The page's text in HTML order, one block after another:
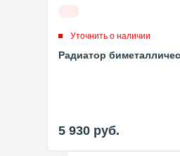
Уточнить о наличии
Радиатор
5 930 руб.